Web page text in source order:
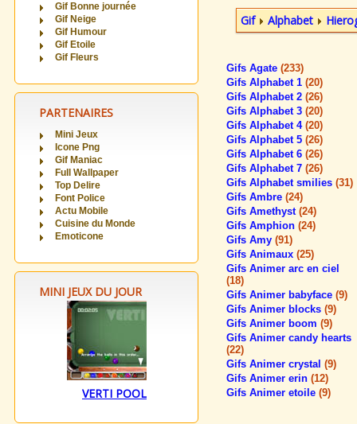
Gif Bonne journée
Gif Neige
Gif Humour
Gif Etoile
Gif Fleurs
PARTENAIRES
Mini Jeux
Icone Png
Gif Maniac
Full Wallpaper
Top Delire
Font Police
Actu Mobile
Cuisine du Monde
Emoticone
MINI JEUX DU JOUR
VERTI POOL
Gif Alphabet
Gifs Agate (233)
Gifs Alphabet 1 (20)
Gifs Alphabet 2 (26)
Gifs Alphabet 3 (20)
Gifs Alphabet 4 (20)
Gifs Alphabet 5 (26)
Gifs Alphabet 6 (26)
Gifs Alphabet 7 (26)
Gifs Alphabet smilies (31)
Gifs Ambre (24)
Gifs Amethyst (24)
Gifs Amphion (24)
Gifs Amy (91)
Gifs Animaux (25)
Gifs Animer arc en ciel
(18)
Gifs Animer babyface (9)
Gifs Animer blocks (9)
Gifs Animer boom (9)
Gifs Animer candy hearts
(22)
Gifs Animer crystal (9)
Gifs Animer erin (12)
Gifs Animer etoile (9)